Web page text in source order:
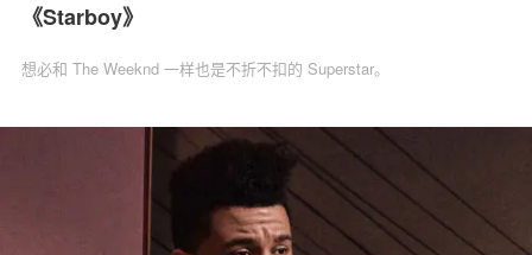
《Starboy》
想必和 The Weeknd 一样也是不折不扣的 Superstar。